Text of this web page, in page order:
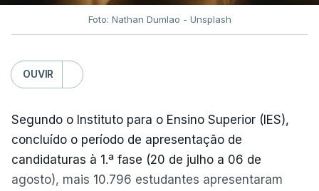
c/Lusa
Foto: Nathan Dumlao - Unsplash
OUVIR
Segundo o Instituto para o Ensino Superior (IES),
concluído o período de apresentação de
candidaturas à 1.ª fase (20 de julho a 06 de
agosto), mais 10.796 estudantes apresentaram